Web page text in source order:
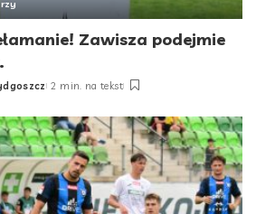
Zawisza podejmie
2 min. na tekst